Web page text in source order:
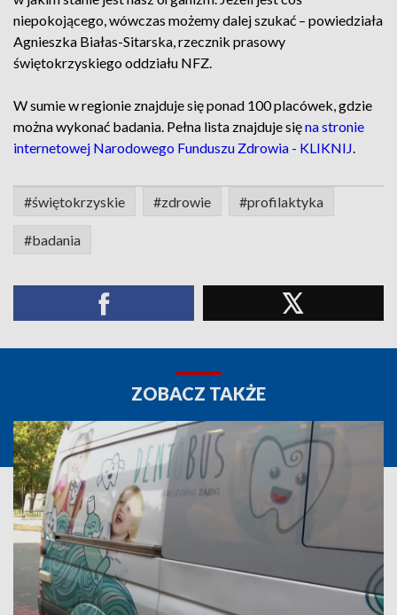
niepokojącego, wówczas możemy dalej szukać – powiedziała
Agnieszka Białas-Sitarska, rzecznik prasowy
świętokrzyskiego oddziału NFZ.
W sumie w regionie znajduje się ponad 100 placówek, gdzie
można wykonać badania. Pełna lista znajduje sięna stronie
internetowej Narodowego Funduszu Zdrowia - KLIKNIJ.
#świętokrzyskie #zdrowie #profilaktyka
#badania
ZOBACZ TAKŻE